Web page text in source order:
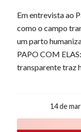
Em entrevista ao
como o campo
um parto
PAPO COM
transparente traz
14 de